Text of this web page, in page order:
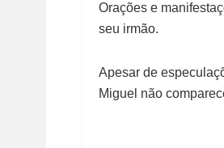
Orações e
seu irmão.
Apesar de
Miguel não